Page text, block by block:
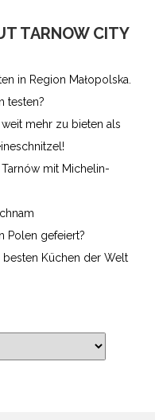
TARNOW CITY
in Region Małopolska.
testen?
mehr zu bieten als
Tarnów mit Michelin-
Polen gefeiert­?
Küchen der Welt